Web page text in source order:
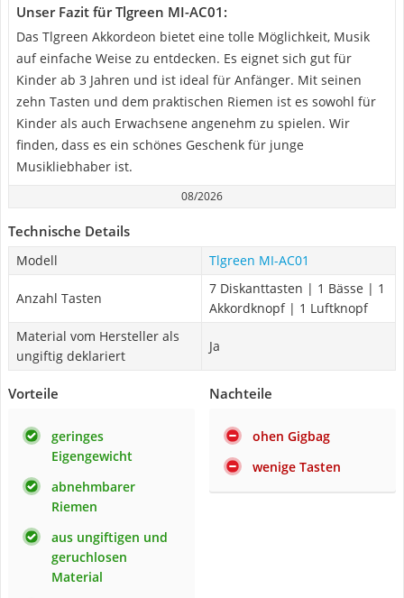
Unser Fazit für Tlgreen MI-AC01:
Das Tlgreen Akkordeon bietet eine tolle Möglichkeit, Musik
auf einfache Weise zu entdecken. Es eignet sich gut für
Kinder ab 3 Jahren und ist ideal für Anfänger. Mit seinen
zehn Tasten und dem praktischen Riemen ist es sowohl für
Kinder als auch Erwachsene angenehm zu spielen. Wir
finden, dass es ein schönes Geschenk für junge
Musikliebhaber ist.
08/2026
Technische Details
Modell Tlgreen MI-AC01
Anzahl Tasten
7 Diskanttasten | 1 Bässe | 1
Akkordknopf | 1 Luftknopf
Material vom Hersteller als
ungiftig deklariert
Ja
Vorteile
geringes
Eigengewicht
abnehmbarer
Riemen
aus ungiftigen und
geruchlosen
Material
Nachteile
ohen Gigbag
wenige Tasten